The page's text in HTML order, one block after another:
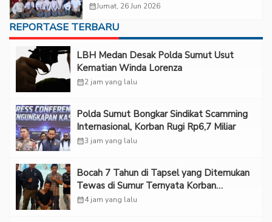
calendar_monthJumat, 26 Jun 2026
REPORTASE TERBARU
LBH Medan Desak Polda Sumut Usut
Kematian Winda Lorenza
calendar_month2 jam yang lalu
Polda Sumut Bongkar Sindikat Scamming
Internasional, Korban Rugi Rp6,7 Miliar
calendar_month3 jam yang lalu
Bocah 7 Tahun di Tapsel yang Ditemukan
Tewas di Sumur Ternyata Korban
Kekerasan Seksual
calendar_month4 jam yang lalu